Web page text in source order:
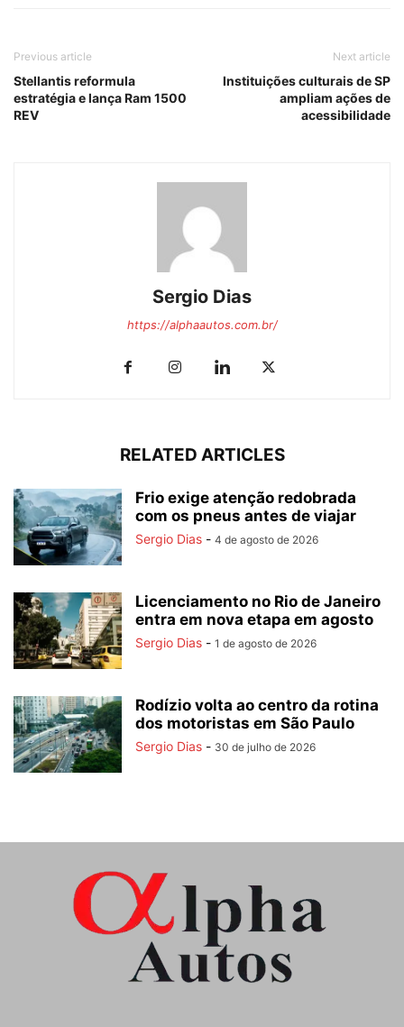
Previous article
Stellantis reformula
estratégia e lança Ram 1500
REV
Next article
Instituições culturais de SP
ampliam ações de
acessibilidade
Sergio Dias
https://alphaautos.com.br/
RELATED ARTICLES
Frio exige atenção redobrada
com os pneus antes de viajar
Sergio Dias - 4 de agosto de 2026
Licenciamento no Rio de Janeiro
entra em nova etapa em agosto
Sergio Dias - 1 de agosto de 2026
Rodízio volta ao centro da rotina
dos motoristas em São Paulo
Sergio Dias - 30 de julho de 2026